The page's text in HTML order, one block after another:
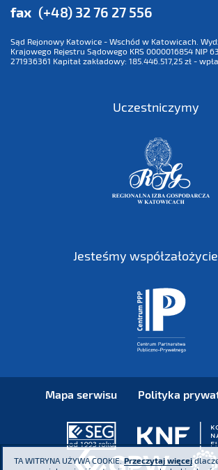
fax (+48) 32 76 27 556
Sąd Rejonowy Katowice - Wschód w Katowicach.
Krajowego Rejestru Sądowego KRS 0000016854 NIP
271936361 Kapitał zakładowy: 185.446.517,25 zł -
Uczestniczymy
Jesteśmy
Mapa serwisu Polityka
TA WITRYNA UŻYWA COOKIE.Przeczytaj więcej